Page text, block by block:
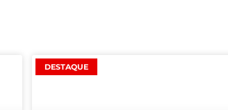
DESTAQUE